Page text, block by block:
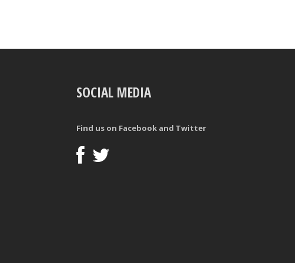
SOCIAL MEDIA
Find us on Facebook and Twitter